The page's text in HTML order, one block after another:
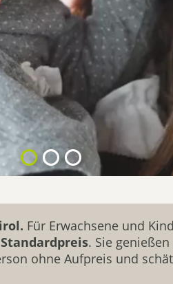
Für Erwachsene und
. Sie
ohne Aufpreis und